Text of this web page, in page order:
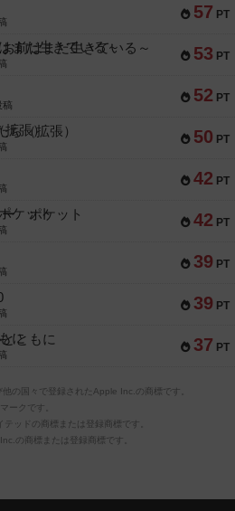
57 PT
53 PT
前はまだ生きている～
52 PT
稿
50 PT
ち（拡張）
42 PT
42 PT
ー ポケット
39 PT
39 PT
37 PT
ともに
の国々で登録されたApple Inc.の商標です。
ークです。
ッドの商標または登録商標です。
の商標または登録商標です。